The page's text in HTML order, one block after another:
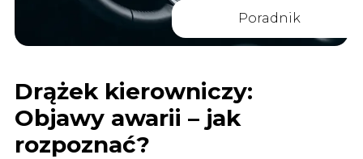
Poradnik
Drążek kierowniczy:
Objawy awarii – jak
rozpoznać?